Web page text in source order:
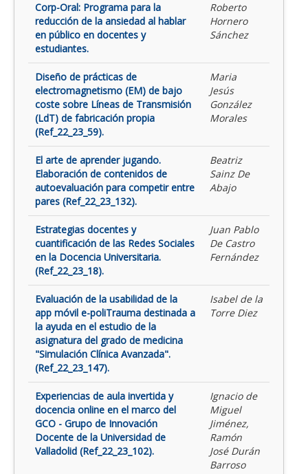
Corp-Oral: Programa para la
reducción de la ansiedad al hablar
en público en docentes y
estudiantes.
Roberto
Hornero
Sánchez
Diseño de prácticas de
electromagnetismo (EM) de bajo
coste sobre Líneas de Transmisión
(LdT) de fabricación propia
(Ref_22_23_59).
Maria
Jesús
González
Morales
El arte de aprender jugando.
Elaboración de contenidos de
autoevaluación para competir entre
pares (Ref_22_23_132).
Beatriz
Sainz De
Abajo
Estrategias docentes y
cuantificación de las Redes Sociales
en la Docencia Universitaria.
(Ref_22_23_18).
Juan Pablo
De Castro
Fernández
Evaluación de la usabilidad de la
app móvil e-poliTrauma destinada a
la ayuda en el estudio de la
asignatura del grado de medicina
"Simulación Clínica Avanzada".
(Ref_22_23_147).
Isabel de la
Torre Diez
Experiencias de aula invertida y
docencia online en el marco del
GCO - Grupo de Innovación
Docente de la Universidad de
Valladolid (Ref_22_23_102).
Ignacio de
Miguel
Jiménez,
Ramón
José Durán
Barroso